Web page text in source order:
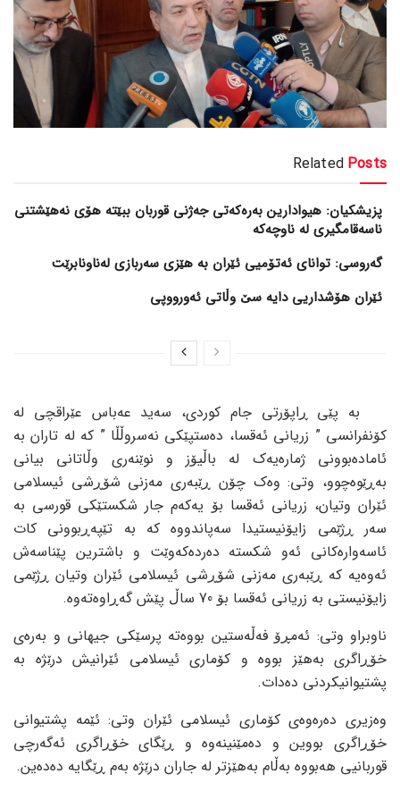
Related Posts
پزیشکیان: هیوادارین بەرەکەتی جەژنی قوربان ببێتە هۆی نەهێشتنی
ناسەقامگیری لە ناوچەکە
گەروسی: توانای ئەتۆمیی ئێران بە هێزی سەربازی لەناونابرێت
ئێران هۆشداریی دایە سێ وڵاتی ئەورووپی
بە پێی ڕاپۆرتی جام کوردی، سەید عەباس عێراقچی لە
کۆنفرانسی ” زریانی ئەقسا، دەستپێکی نەسروڵڵا ” کە لە تاران بە
ئامادەبوونی ژمارەیەک لە باڵیۆز و نوێنەری وڵاتانی بیانی
بەڕێوەچوو، وتی: وەک چۆن ڕێبەری مەزنی شۆڕشی ئیسلامی
ئێران وتیان، زریانی ئەقسا بۆ یەکەم جار شکستێکی قورسی بە
سەر ڕژێمی زایۆنیستیدا سەپاندووە کە بە تێپەڕبوونی کات
ئاسەوارەکانی ئەو شکستە دەردەکەوێت و باشترین پێناسەش
ئەوەیە کە ڕێبەری مەزنی شۆڕشی ئیسلامی ئێران وتیان ڕژێمی
زایۆنیستی بە زریانی ئەقسا بۆ 70 ساڵ پێش گەڕاوەتەوە.
ناوبراو وتی: ئەمڕۆ فەڵەستین بووەتە پرسێکی جیهانی و بەرەی
خۆڕاگری بەهێز بووە و کۆماری ئیسلامی ئێرانیش درێژە بە
پشتیوانیکردنی دەدات.
وەزیری دەرەوەی کۆماری ئیسلامی ئێران وتی: ئێمە پشتیوانی
خۆڕاگری بووین و دەمێنینەوە و ڕێگای خۆڕاگری ئەگەرچی
قوربانیی هەبووە بەڵام بەهێزتر لە جاران درێژە بەم ڕێگایە دەدەین.